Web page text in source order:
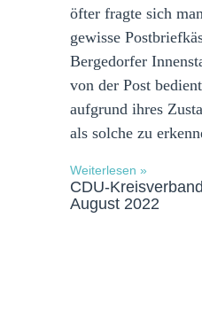
öfter fragte sich
gewisse
Bergedorfer
von der Post
aufgrund ihres
als solche zu
Weiterlesen »
CDU-
August 2022